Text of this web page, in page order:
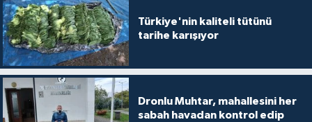
Türkiye'nin kaliteli tütünü
tarihe karışıyor
Dronlu Muhtar, mahallesini her
sabah havadan kontrol edip